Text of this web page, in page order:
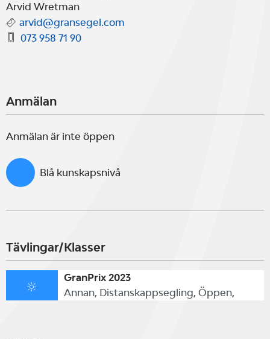
Arvid Wretman
arvid@gransegel.com
073 958 71 90
Anmälan
Anmälan är inte öppen
Blå kunskapsnivå
Tävlingar/Klasser
GranPrix 2023
Annan, Distanskappsegling, Öppen,